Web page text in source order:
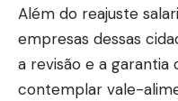
Além do reajuste
empresas dessas
a revisão e a
contemplar vale-